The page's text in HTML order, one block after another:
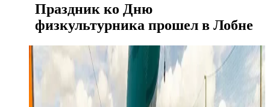
Праздник ко Дню
физкультурника прошел в Лобне